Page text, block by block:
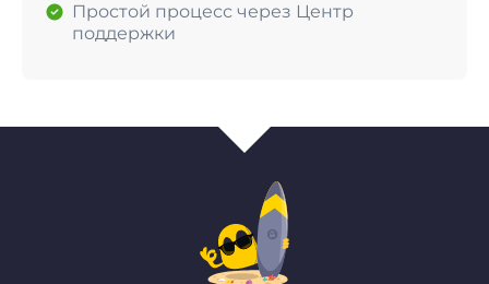
Простой процесс через Центр
поддержки